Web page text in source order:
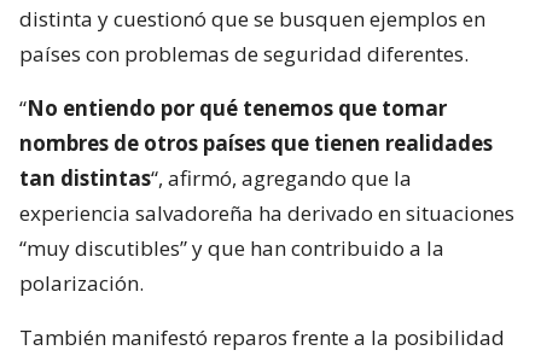
distinta y cuestionó que se busquen ejemplos en
países con problemas de seguridad diferentes.
“No entiendo por qué tenemos que tomar
nombres de otros países que tienen realidades
tan distintas“, afirmó, agregando que la
experiencia salvadoreña ha derivado en situaciones
“muy discutibles” y que han contribuido a la
polarización.
También manifestó reparos frente a la posibilidad